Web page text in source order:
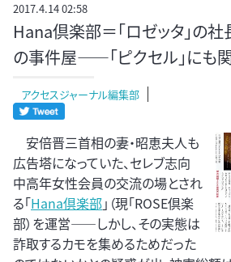
2017.4.14 02:58
Hana倶楽部＝「ロゼッタ」の
の事件屋――「ピクセル」にも
アクセスジャーナル編集部
安倍晋三首相の妻・昭恵夫人も
広告塔になっていた、セレブ志向
中高年女性会員の交流の場とされ
る「Hana倶楽部」（現「ROSE倶楽
部）を運営――しかし、その実態は
詐取するカモを集めるためだった